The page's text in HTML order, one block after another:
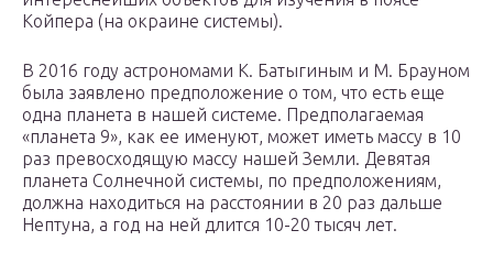
Койпера (на окраине системы).
В 2016 году астрономами К. Батыгиным и М. Брауном
была заявлено предположение о том, что есть еще
одна планета в нашей системе. Предполагаемая
«планета 9», как ее именуют, может иметь массу в 10
раз превосходящую массу нашей Земли. Девятая
планета Солнечной системы, по предположениям,
должна находиться на расстоянии в 20 раз дальше
Нептуна, а год на ней длится 10-20 тысяч лет.